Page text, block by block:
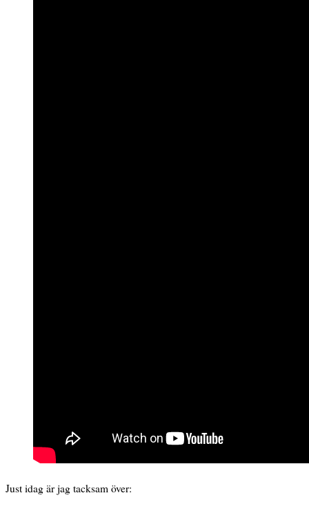
Just idag är jag tacksam över: